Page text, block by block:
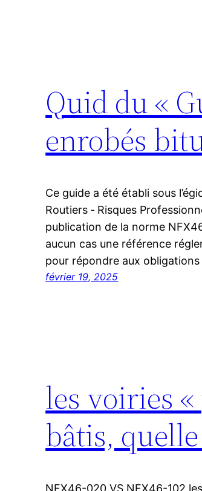
Quid du «
enrobés
Ce guide a été établi sous
Routiers ‐ Risques
publication de la norme
aucun cas une référence
pour répondre aux
février 19, 2025
les voiries
bâtis,
NFX46-020 VS NFX46-102